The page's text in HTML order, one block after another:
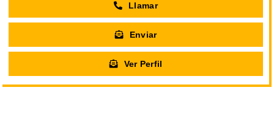
Llamar
Enviar
Ver Perfil